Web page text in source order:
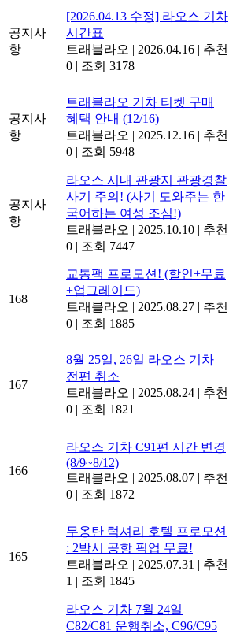
공지사
항
[2026.04.13 수정] 라오스 기차
시간표
트래블라오 | 2026.04.16 | 추천
0 | 조회 3178
공지사
항
트래블라오 기차 티켓 구매
혜택 안내 (12/16)
트래블라오 | 2025.12.16 | 추천
0 | 조회 5948
공지사
항
라오스 시내 관광지 관광경찰
사기 주의! (사기 도와주는 한
국어하는 여성 조심!)
트래블라오 | 2025.10.10 | 추천
0 | 조회 7447
168
교통팩 프로모션! (할인+무료
+업그레이드)
트래블라오 | 2025.08.27 | 추천
0 | 조회 1885
167
8월 25일, 26일 라오스 기차
전편 취소
트래블라오 | 2025.08.24 | 추천
0 | 조회 1821
166
라오스 기차 C91편 시간 변경
(8/9~8/12)
트래블라오 | 2025.08.07 | 추천
0 | 조회 1872
165
무옹탄 럭셔리 호텔 프로모션
: 2박시 공항 픽업 무료!
트래블라오 | 2025.07.31 | 추천
1 | 조회 1845
라오스 기차 7월 24일
C82/C81 운행취소, C96/C95